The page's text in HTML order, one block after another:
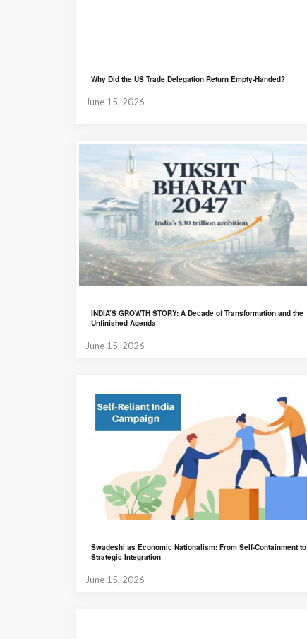
Why Did the US Trade Delegation Return Empty-Handed?
June 15, 2026
INDIA’S GROWTH STORY: A Decade of Transformation and the
Unfinished Agenda
June 15, 2026
Swadeshi as Economic Nationalism: From Self-Containment to
Strategic Integration
June 15, 2026